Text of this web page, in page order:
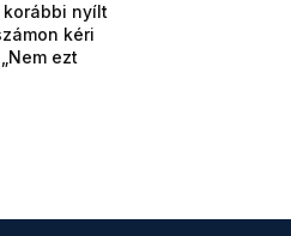
nyílt
kéri
ezt